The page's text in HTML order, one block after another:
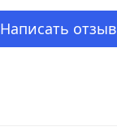
Написать отзыв